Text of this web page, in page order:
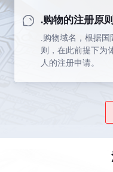
.购物的注册原
.购物域名，根据
则，在此前提下为
人的注册申请。